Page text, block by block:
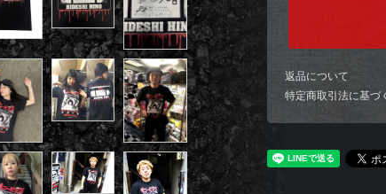
返品について
特定商取引法に基づ